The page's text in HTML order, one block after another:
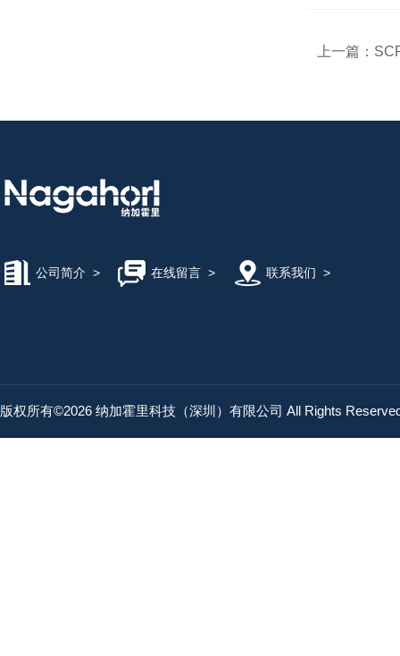
上一篇：
公司简介 > 在线留言> 联系我们 >
版权所有©2026 纳加霍里科技（深圳）有限公司 All Rights